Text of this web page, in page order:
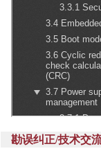
勘误纠正/技术交